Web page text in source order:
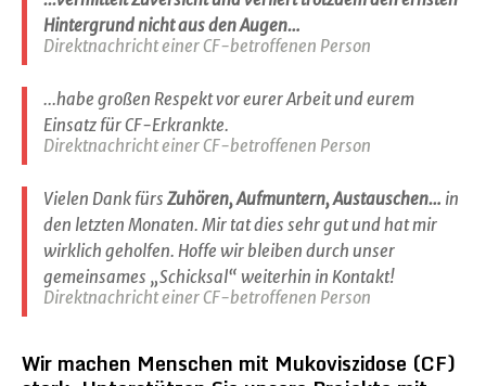
Hintergrund nicht aus den Augen…
Direktnachricht einer CF-betroffenen Person
...habe großen Respekt vor eurer Arbeit und eurem
Einsatz für CF-Erkrankte.
Direktnachricht einer CF-betroffenen Person
Vielen Dank fürs Zuhören, Aufmuntern, Austauschen… in
den letzten Monaten. Mir tat dies sehr gut und hat mir
wirklich geholfen. Hoffe wir bleiben durch unser
gemeinsames „Schicksal“ weiterhin in Kontakt!
Direktnachricht einer CF-betroffenen Person
Wir machen Menschen mit Mukoviszidose (CF)